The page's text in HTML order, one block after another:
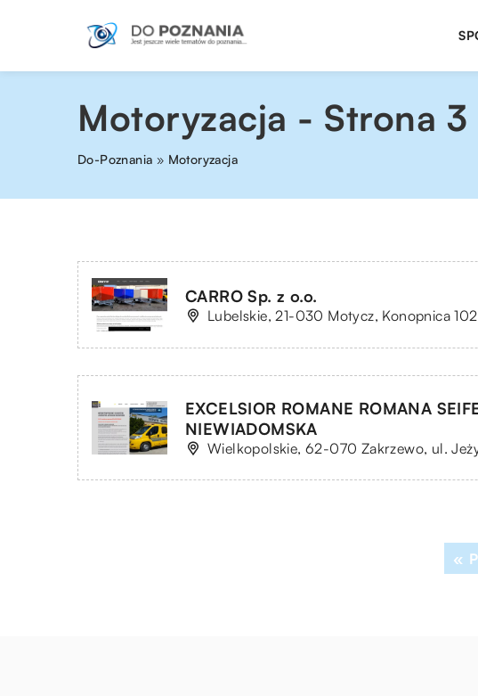
Motoryzacja - Strona 3
Do-Poznania » Motoryzacja
CARRO Sp. z o.o.
Lubelskie, 21-030 Motycz, Konopnica
EXCELSIOR ROMANE ROMANA
NIEWIADOMSKA
Wielkopolskie, 62-070 Zakrzewo, ul.
«